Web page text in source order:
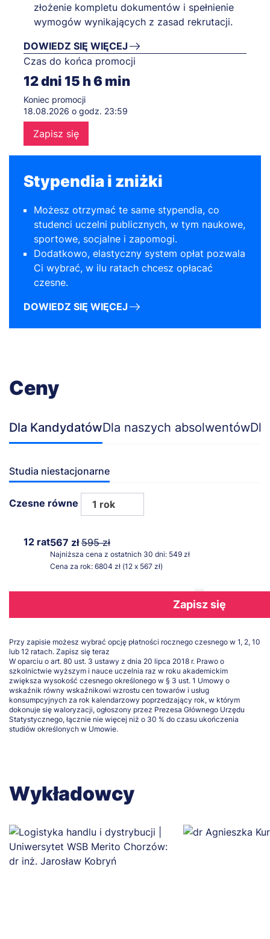
złożenie kompletu dokumentów i spełnienie
wymogów wynikających z zasad rekrutacji.
DOWIEDZ SIĘ WIĘCEJ
Czas do końca promocji
12dni 15 h6min
Koniec promocji
18.08.2026 o godz. 23:59
Zapisz się
Stypendia i zniżki
Możesz otrzymać te same stypendia, co
studenci uczelni publicznych, w tym naukowe,
sportowe, socjalne i zapomogi.
Dodatkowo, elastyczny system opłat pozwala
Ci wybrać, w ilu ratach chcesz opłacać
czesne.
DOWIEDZ SIĘ WIĘCEJ
Ceny
Dla KandydatówDla naszych absolwentów
Studia niestacjonarne
Czesne równe 1 rok
12 rat567 zł595 zł
Najniższa cena z ostatnich 30 dni: 549 zł
Cena za rok: 6804 zł (12 x 567 zł)
Zapisz się
Przy zapisie możesz wybrać opcję płatności rocznego czesnego w 1, 2, 10
lub 12 ratach. Zapisz się teraz
W oparciu o art. 80 ust. 3 ustawy z dnia 20 lipca 2018 r. Prawo o
szkolnictwie wyższym i nauce uczelnia raz w roku akademickim
zwiększa wysokość czesnego określonego w § 3 ust. 1 Umowy o
wskaźnik równy wskaźnikowi wzrostu cen towarów i usług
konsumpcyjnych za rok kalendarzowy poprzedzający rok, w którym
dokonuje się waloryzacji, ogłoszony przez Prezesa Głównego Urzędu
Statystycznego, łącznie nie więcej niż o 30 % do czasu ukończenia
studiów określonych w Umowie.
Wykładowcy